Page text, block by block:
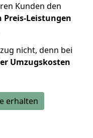
Kunden den
Preis-Leistungen
nicht, denn bei
Umzugskosten
erhalten